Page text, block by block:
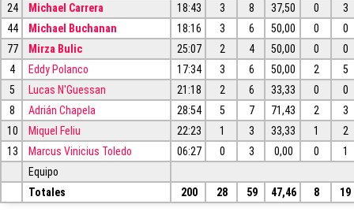
24
Michael Carrera 18:43 3 8 37,50 0
3
44
Michael Buchanan 18:16 3 6 50,00 0
0
77
Mirza Bulic 25:07 2 4 50,00 0
0
4
Eddy Polanco 17:34 3 6 50,00 2
5
5
Lucas N'Guessan 21:18 2 6 33,33 0
0
8
Adrián Chapela 28:54 5 7 71,43 2
3
10
Miquel Feliu 22:23 1 3 33,33 1
2
13
Marcus Vinicius Toledo 06:27 0 3 0,00 0
1
Equipo
Totales
200 28 59 47,46 8 19